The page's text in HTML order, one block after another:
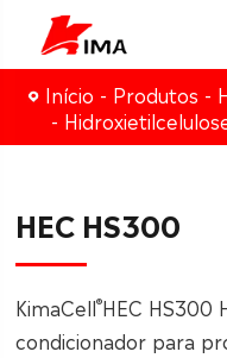
Início Produtos
HEC HS300
KimaCell®HEC HS300
condicionador para